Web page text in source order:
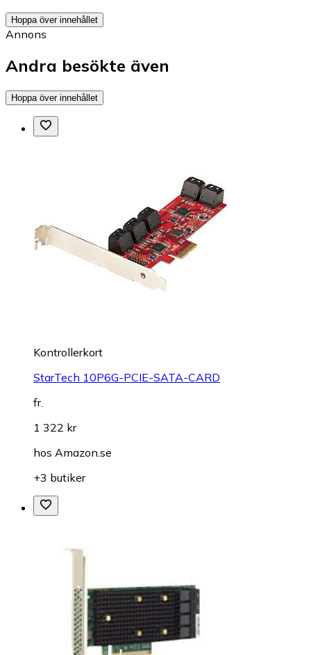
Hoppa över innehållet
Annons
Andra besökte även
Hoppa över innehållet
Kontrollerkort
StarTech 10P6G-PCIE-SATA-CARD
fr.
1 322 kr
hos Amazon.se
+3 butiker